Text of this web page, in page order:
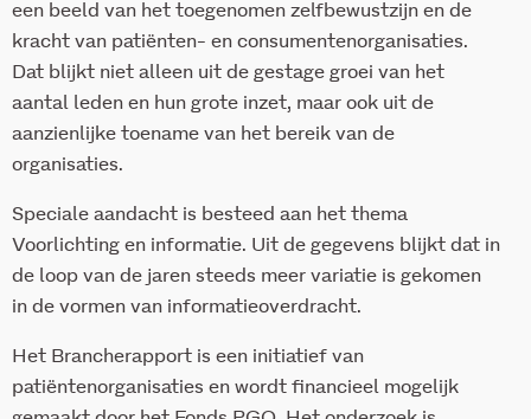
een beeld van het toegenomen zelfbewustzijn en de
kracht van patiënten- en consumentenorganisaties.
Dat blijkt niet alleen uit de gestage groei van het
aantal leden en hun grote inzet, maar ook uit de
aanzienlijke toename van het bereik van de
organisaties.
Speciale aandacht is besteed aan het thema
Voorlichting en informatie. Uit de gegevens blijkt dat in
de loop van de jaren steeds meer variatie is gekomen
in de vormen van informatieoverdracht.
Het Brancherapport is een initiatief van
patiëntenorganisaties en wordt financieel mogelijk